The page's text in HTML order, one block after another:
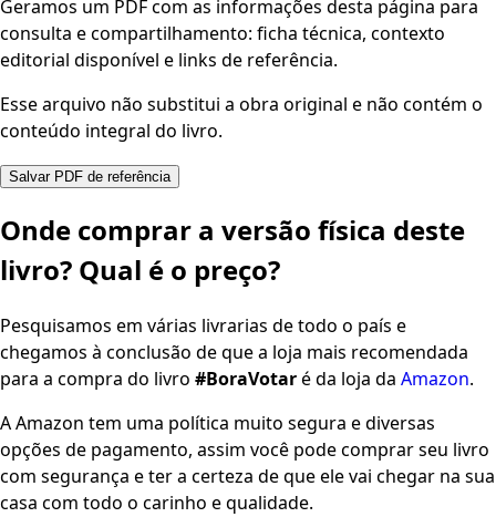
Geramos um PDF com as informações desta página para
consulta e compartilhamento: ficha técnica, contexto
editorial disponível e links de referência.
Esse arquivo não substitui a obra original e não contém o
conteúdo integral do livro.
Salvar PDF de referência
Onde comprar a versão física deste
livro? Qual é o preço?
Pesquisamos em várias livrarias de todo o país e
chegamos à conclusão de que a loja mais recomendada
para a compra do livro #BoraVotaré da loja da Amazon.
A Amazon tem uma política muito segura e diversas
opções de pagamento, assim você pode comprar seu livro
com segurança e ter a certeza de que ele vai chegar na sua
casa com todo o carinho e qualidade.